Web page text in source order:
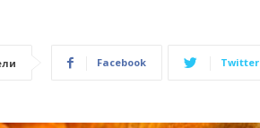
Facebook Twitter